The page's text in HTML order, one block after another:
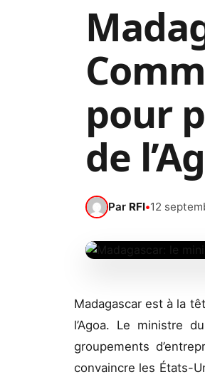
pour
de
Par RFI•12
Madagascar est à la
l’Agoa. Le ministre
groupements
convaincre les États-